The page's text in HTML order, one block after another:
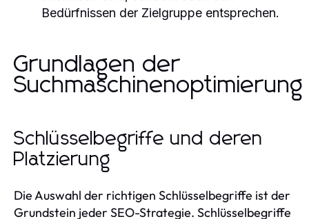
Bedürfnissen der Zielgruppe entsprechen.
Grundlagen der
Suchmaschinenoptimierung
Schlüsselbegriffe und deren
Platzierung
Die Auswahl der richtigen Schlüsselbegriffe ist der
Grundstein jeder SEO-Strategie. Schlüsselbegriffe